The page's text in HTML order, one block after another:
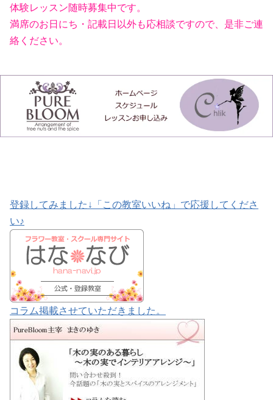
体験レッスン随時募集中です。
満席のお日にち・記載日以外も応相談ですので、是非ご連
絡ください。
登録してみました↓「この教室いいね」で応援してくださ
い♪
コラム掲載させていただきました。